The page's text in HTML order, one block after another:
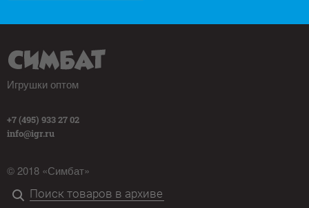
Игрушки оптом
+7 (495) 933 27 02
info@igr.ru
© 2018 «Симбат»